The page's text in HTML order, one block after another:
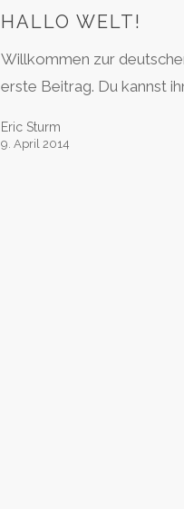
HALLO WELT!
Willkommen zur
erste Beitrag. Du kannst
Eric Sturm
9. April 2014